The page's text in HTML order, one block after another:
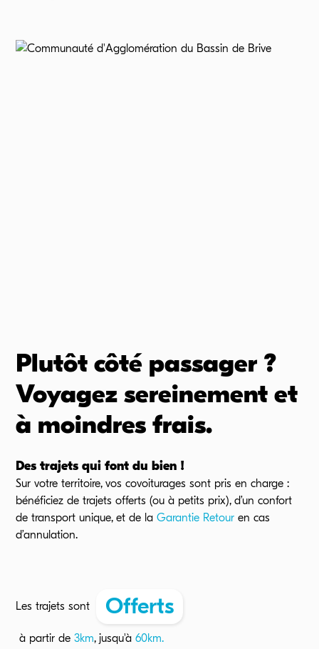
Plutôt côté passager ?
Voyagez sereinement et
à moindres frais.
Des trajets qui font du bien !
Sur votre territoire, vos covoiturages sont pris en charge :
bénéficiez de trajets offerts (ou à petits prix), d’un confort
de transport unique, et de laGarantie Retour en cas
d’annulation.
Les trajets sont Offerts
à partir de3km, jusqu'à60km.